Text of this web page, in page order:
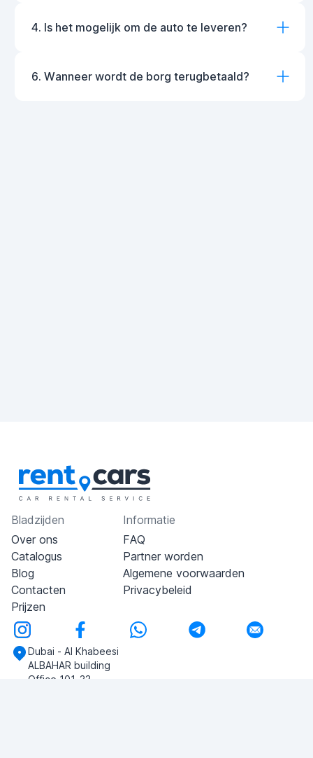
4. Is het mogelijk om de auto te leveren?
6. Wanneer wordt de borg terugbetaald?
Bladzijden
Over ons
Catalogus
Blog
Contacten
Prijzen
Informatie
FAQ
Partner worden
Algemene voorwaarden
Privacybeleid
Dubai - Al Khabeesi
ALBAHAR building
Office 101-33